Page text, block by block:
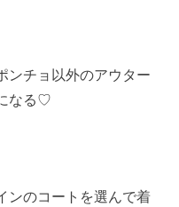
ンチョ以外のアウター
なる♡
ンのコートを選んで着